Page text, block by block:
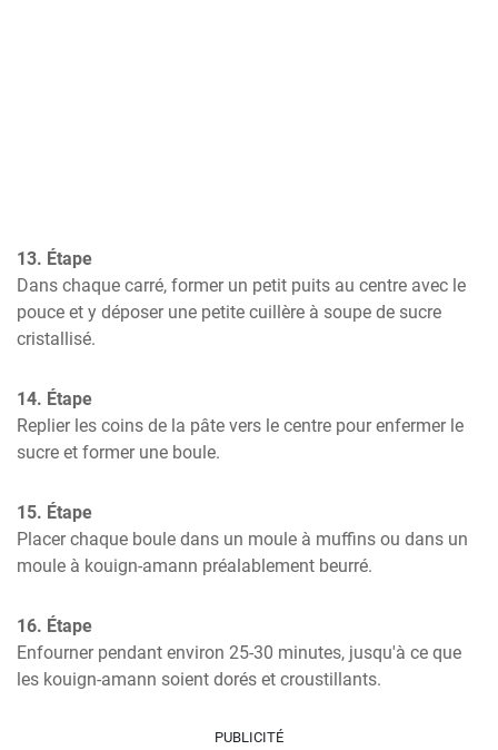
13. Étape
Dans chaque carré, former un petit puits au centre avec le
pouce et y déposer une petite cuillère à soupe de sucre
cristallisé.
14. Étape
Replier les coins de la pâte vers le centre pour enfermer le
sucre et former une boule.
15. Étape
Placer chaque boule dans un moule à muffins ou dans un
moule à kouign-amann préalablement beurré.
16. Étape
Enfourner pendant environ 25-30 minutes, jusqu'à ce que
les kouign-amann soient dorés et croustillants.
PUBLICITÉ